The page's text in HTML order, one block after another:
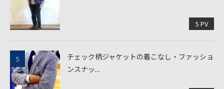
5 PV
チェック柄ジャケットの着こなし・ファッショ
ンスナッ...